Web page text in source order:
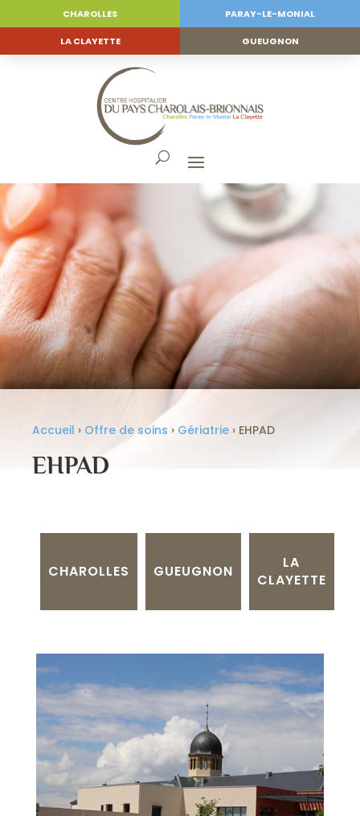
CHAROLLES PARAY-LE-MONIAL
LA CLAYETTE GUEUGNON
Accueil › Offre de soins › Gériatrie › EHPAD
EHPAD
CHAROLLES GUEUGNON
LA
CLAYETTE